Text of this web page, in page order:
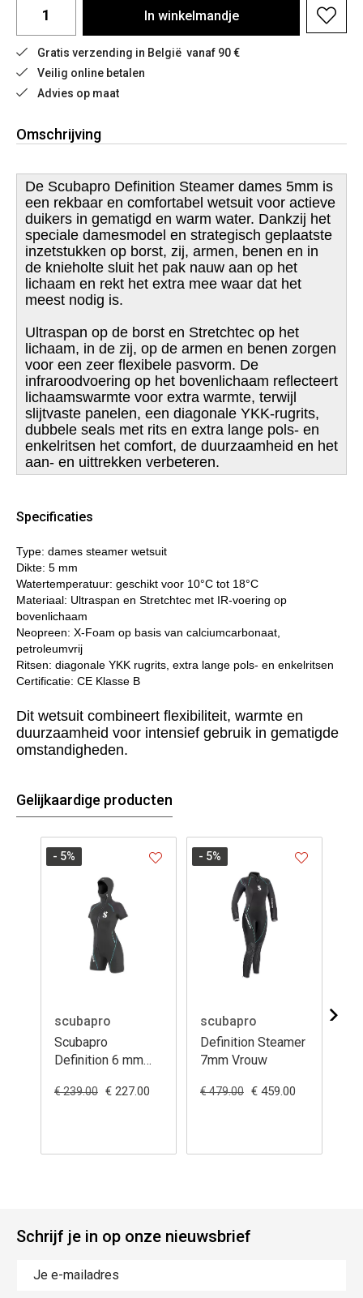
In winkelmandje
Gratis verzending in België  vanaf 90 €
Veilig online betalen
Advies op maat
Omschrijving
De Scubapro Definition Steamer dames 5mm is
een rekbaar en comfortabel wetsuit voor actieve
duikers in gematigd en warm water. Dankzij het
speciale damesmodel en strategisch geplaatste
inzetstukken op borst, zij, armen, benen en in
de knieholte sluit het pak nauw aan op het
lichaam en rekt het extra mee waar dat het
meest nodig is.
Ultraspan op de borst en Stretchtec op het
lichaam, in de zij, op de armen en benen zorgen
voor een zeer flexibele pasvorm. De
infraroodvoering op het bovenlichaam reflecteert
lichaamswarmte voor extra warmte, terwijl
slijtvaste panelen, een diagonale YKK‑rugrits,
dubbele seals met rits en extra lange pols‑ en
enkelritsen het comfort, de duurzaamheid en het
aan‑ en uittrekken verbeteren.
Specificaties
Type: dames steamer wetsuit
Dikte: 5 mm
Watertemperatuur: geschikt voor 10°C tot 18°C
Materiaal: Ultraspan en Stretchtec met IR‑voering op
bovenlichaam
Neopreen: X‑Foam op basis van calciumcarbonaat,
petroleumvrij
Ritsen: diagonale YKK rugrits, extra lange pols‑ en enkelritsen
Certificatie: CE Klasse B
Dit wetsuit combineert flexibiliteit, warmte en
duurzaamheid voor intensief gebruik in gematigde
omstandigheden.
Gelijkaardige producten
scubapro
Scubapro
Definition 6 mm
(Vrouw)
€ 239.00 € 227.00
- 5%
scubapro
Definition Steamer
7mm Vrouw
€ 479.00 € 459.00
- 5%
Schrijf je in op onze nieuwsbrief